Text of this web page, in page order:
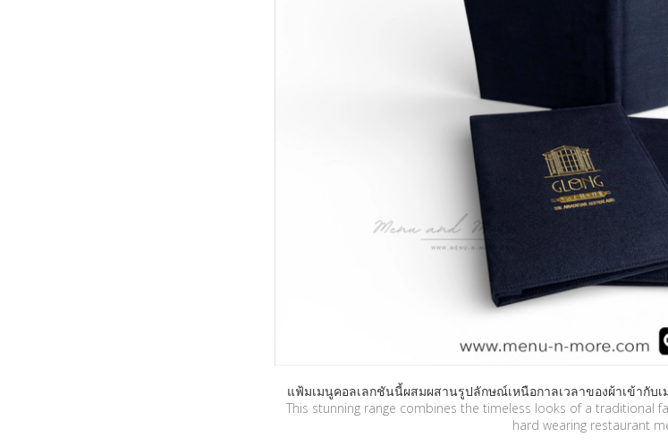
แฟ้มเมนูคอลเลกชันนี้ผสมผสานรูปลักษณ์เหนือกาลเวลาของผ้าเข้ากับ
This stunning range combines the timeless looks of a traditional
hard wearing restaurant